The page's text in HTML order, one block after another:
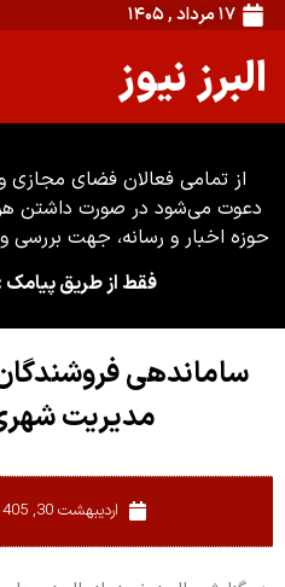
۱۷ مرداد , ۱۴۰۵
البرز نیوز
از تمامی فعالان فضای مجازی
دعوت می‌شود در صورت داشتن
حوزه اخبار و رسانه، جهت بررسی
فقط از طریق پیامک :
ساماندهی
مدیریت
اردیبهشت 30, 1405